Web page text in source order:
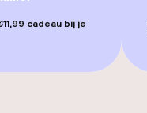
cadeau bij je